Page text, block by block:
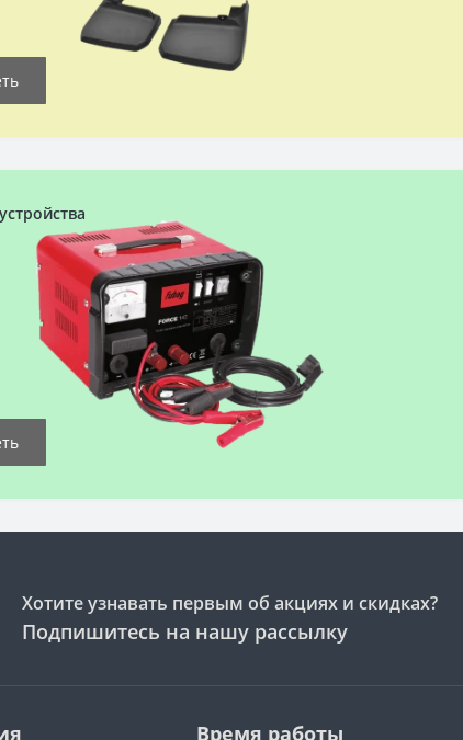
Хотите узнавать первым об акциях и скидках?
Подпишитесь на нашу рассылку
Время работы